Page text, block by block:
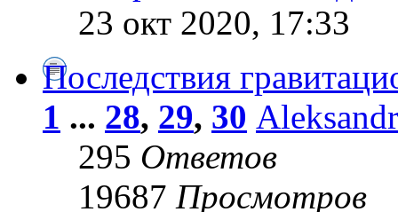
23 окт 2020, 17:33
Последствия
1 ... 28, 29, 30
295 Ответов
19687 Просмотров